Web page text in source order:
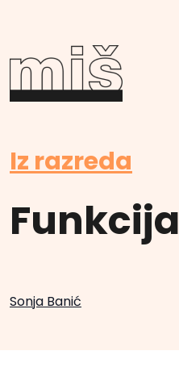
Iz razreda
Sonja Banić